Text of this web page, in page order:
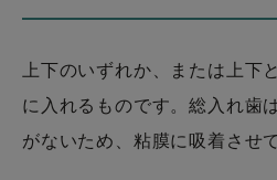
上下のいずれか、または上下
に入れるものです。総入れ歯
がないため、粘膜に吸着させ